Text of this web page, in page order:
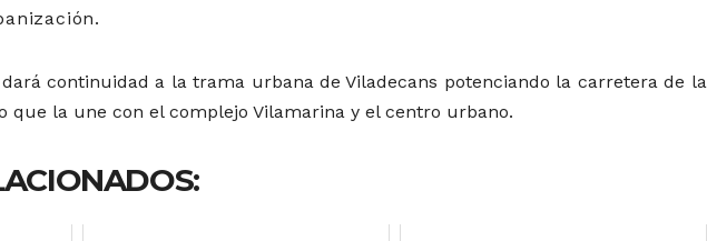
continuidad a la trama urbana de Viladecans potenciando la carretera de la
que la une con el complejo Vilamarina y el centro urbano.